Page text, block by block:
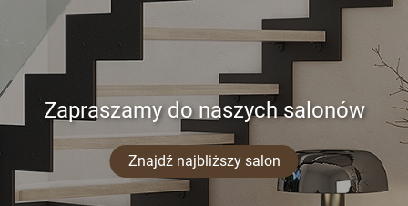
Zapraszamy do naszych salonów
Znajdź najbliższy salon